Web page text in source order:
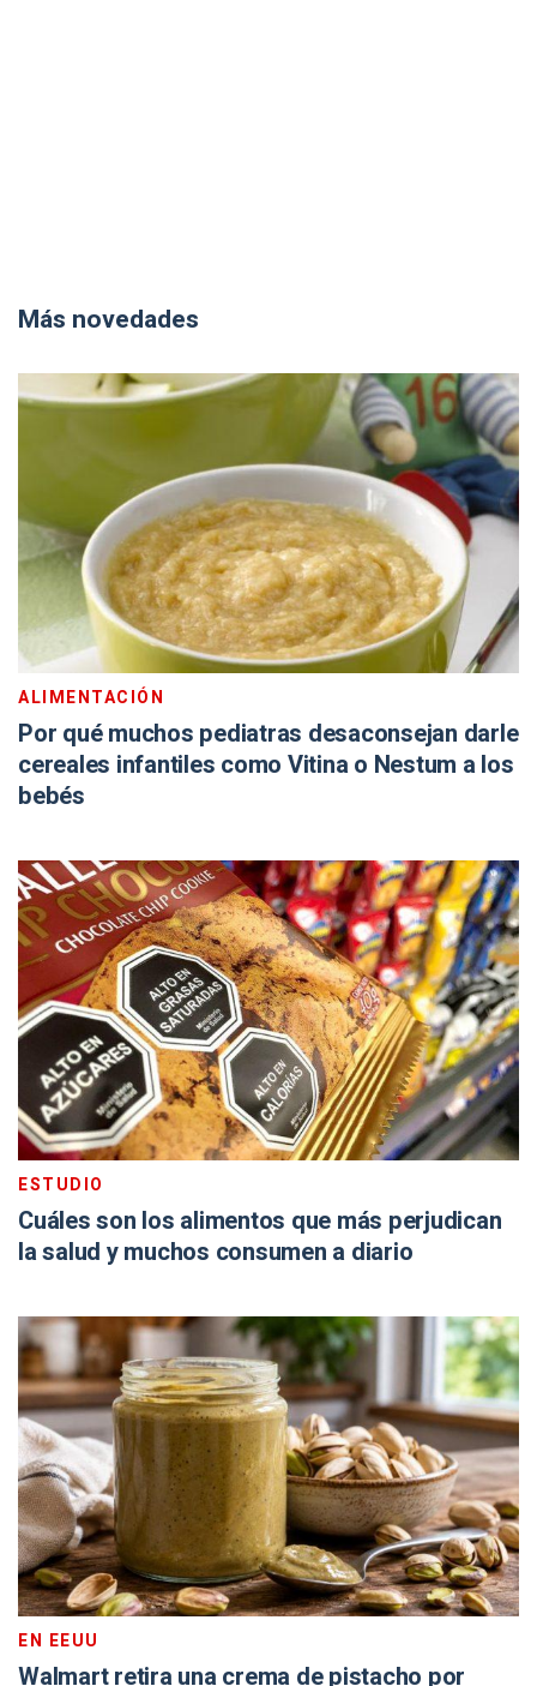
Más novedades
ALIMENTACIÓN
Por qué muchos pediatras desaconsejan darle
cereales infantiles como Vitina o Nestum a los
bebés
ESTUDIO
Cuáles son los alimentos que más perjudican
la salud y muchos consumen a diario
EN EEUU
Walmart retira una crema de pistacho por